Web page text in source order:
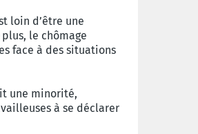
loin d’être une
le chômage
face à des situations
une minorité,
à se déclarer